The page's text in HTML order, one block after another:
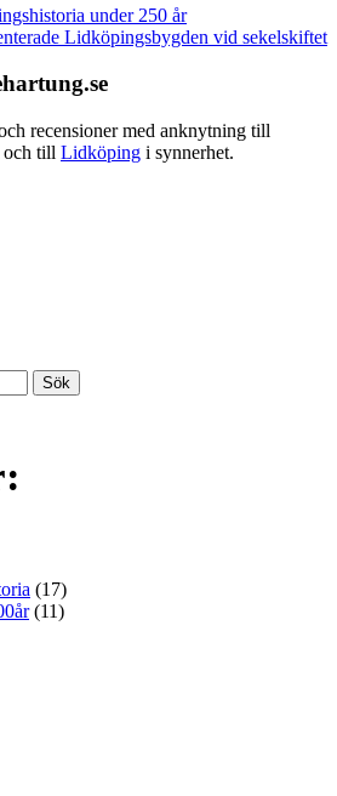
under 250 år
Lidköpingsbygden vid sekelskiftet
recensioner med anknytning till
och till Lidköping i synnerhet.
(17)
(11)